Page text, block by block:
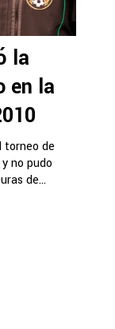
la
en la
torneo de
no pudo
de...